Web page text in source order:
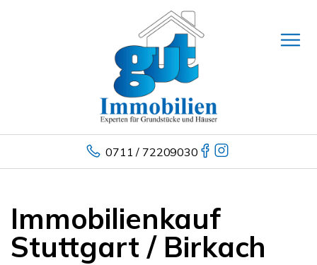
0711 / 72209030
Immobilienkauf
Stuttgart / Birkach